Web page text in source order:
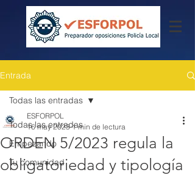
Entrada
Todas las entradas
Empezando
Tu comunidad
Todas las entradas
ORDEN 5/2023 regula la
obligatoriedad y tipología
ESFORPOL
16 may 2023 1 min de lectura